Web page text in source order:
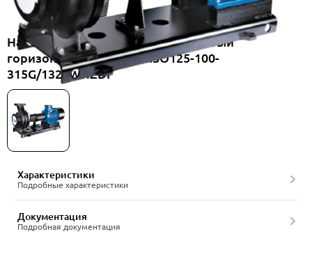
Насос консольный одноступенчатый
горизонтальный CNP NISO125-100-
315G/132SWHZDI
Характеристики
Подробные характеристики
Документация
Подробная документация